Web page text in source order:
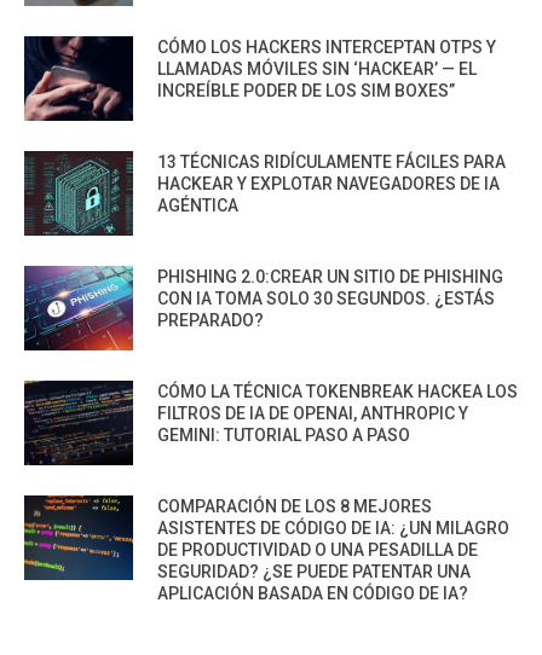
CÓMO LOS HACKERS INTERCEPTAN OTPS Y
LLAMADAS MÓVILES SIN ‘HACKEAR’ — EL
INCREÍBLE PODER DE LOS SIM BOXES”
13 TÉCNICAS RIDÍCULAMENTE FÁCILES PARA
HACKEAR Y EXPLOTAR NAVEGADORES DE IA
AGÉNTICA
PHISHING 2.0:CREAR UN SITIO DE PHISHING
CON IA TOMA SOLO 30 SEGUNDOS. ¿ESTÁS
PREPARADO?
CÓMO LA TÉCNICA TOKENBREAK HACKEA LOS
FILTROS DE IA DE OPENAI, ANTHROPIC Y
GEMINI: TUTORIAL PASO A PASO
COMPARACIÓN DE LOS 8 MEJORES
ASISTENTES DE CÓDIGO DE IA: ¿UN MILAGRO
DE PRODUCTIVIDAD O UNA PESADILLA DE
SEGURIDAD? ¿SE PUEDE PATENTAR UNA
APLICACIÓN BASADA EN CÓDIGO DE IA?